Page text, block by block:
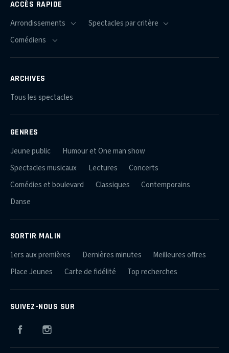
ACCÈS RAPIDE
ARCHIVES
Tous les spectacles
GENRES
Jeune public
Humour et One man show
Spectacles musicaux
Lectures
Concerts
Comédies et boulevard
Classiques
Contemporains
Danse
SORTIR MALIN
1ers aux premières Dernières minutes
Meilleures offres
Place Jeunes
Carte de fidélité Top recherches
SUIVEZ-NOUS SUR
Facebook